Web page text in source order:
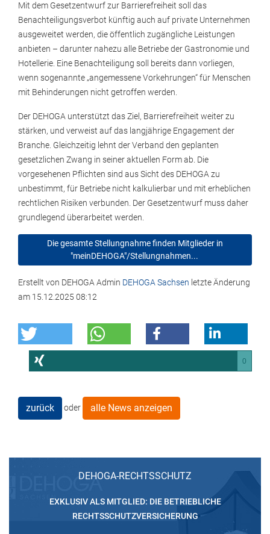
Mit dem Gesetzentwurf zur Barrierefreiheit soll das
Benachteiligungsverbot künftig auch auf private Unternehmen
ausgeweitet werden, die öffentlich zugängliche Leistungen
anbieten – darunter nahezu alle Betriebe der Gastronomie und
Hotellerie. Eine Benachteiligung soll bereits dann vorliegen,
wenn sogenannte „angemessene Vorkehrungen“ für Menschen
mit Behinderungen nicht getroffen werden.
Der DEHOGA unterstützt das Ziel, Barrierefreiheit weiter zu
stärken, und verweist auf das langjährige Engagement der
Branche. Gleichzeitig lehnt der Verband den geplanten
gesetzlichen Zwang in seiner aktuellen Form ab. Die
vorgesehenen Pflichten sind aus Sicht des DEHOGA zu
unbestimmt, für Betriebe nicht kalkulierbar und mit erheblichen
rechtlichen Risiken verbunden. Der Gesetzentwurf muss daher
grundlegend überarbeitet werden.
Die gesamte Stellungnahme finden Mitglieder in
"meinDEHOGA"/Stellungnahmen...
Erstellt von DEHOGA Admin DEHOGA Sachsen letzte Änderung
am 15.12.2025 08:12
0
zurück oder alle News anzeigen
DEHOGA-RECHTSSCHUTZ
EXKLUSIV ALS MITGLIED: DIE BETRIEBLICHE
RECHTSSCHUTZVERSICHERUNG